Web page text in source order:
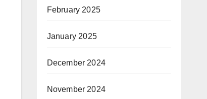
February 2025
January 2025
December 2024
November 2024